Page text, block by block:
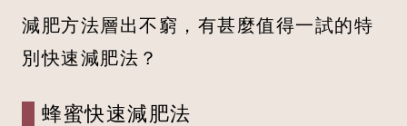
減肥方法層出不窮，有甚麼值得一試的特
別快速減肥法？
蜂蜜快速減肥法